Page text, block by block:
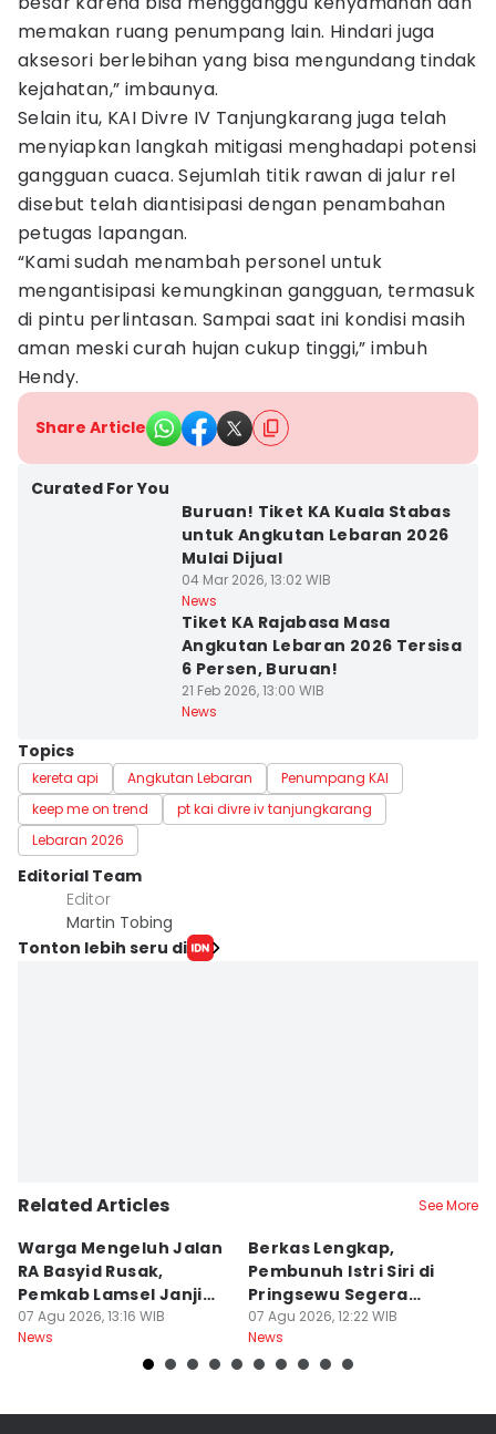
memakan ruang penumpang lain. Hindari juga
aksesori berlebihan yang bisa mengundang tindak
kejahatan,” imbaunya.
Selain itu, KAI Divre IV Tanjungkarang juga telah
menyiapkan langkah mitigasi menghadapi potensi
gangguan cuaca. Sejumlah titik rawan di jalur rel
disebut telah diantisipasi dengan penambahan
petugas lapangan.
“Kami sudah menambah personel untuk
mengantisipasi kemungkinan gangguan, termasuk
di pintu perlintasan. Sampai saat ini kondisi masih
aman meski curah hujan cukup tinggi,” imbuh
Hendy.
Share Article
Curated For You
Buruan! Tiket KA Kuala Stabas
untuk Angkutan Lebaran 2026
Mulai Dijual
04 Mar 2026, 13:02 WIB
News
Tiket KA Rajabasa Masa
Angkutan Lebaran 2026 Tersisa
6 Persen, Buruan!
21 Feb 2026, 13:00 WIB
News
Topics
kereta api Angkutan Lebaran
Penumpang KAI
keep me on trend
pt kai divre iv tanjungkarang
Lebaran 2026
Editorial Team
Editor
Martin Tobing
Tonton lebih seru di
Related Articles See More
Warga Mengeluh Jalan
RA Basyid Rusak,
Pemkab Lamsel Janji
Segera Perbaiki
07 Agu 2026, 13:16 WIB
News
Berkas Lengkap,
Pembunuh Istri Siri di
Pringsewu Segera
Disidang
07 Agu 2026, 12:22 WIB
News